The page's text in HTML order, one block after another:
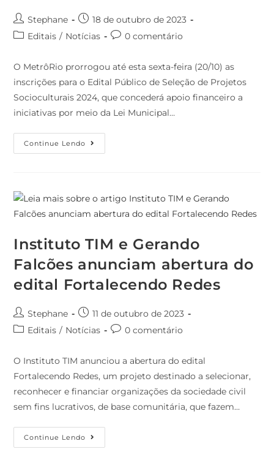
Stephane
18 de outubro de 2023
Editais / Notícias 0 comentário
O MetrôRio prorrogou até esta sexta-feira (20/10) as
inscrições para o Edital Público de Seleção de Projetos
Socioculturais 2024, que concederá apoio financeiro a
iniciativas por meio da Lei Municipal…
Continue Lendo
Instituto TIM e Gerando
Falcões anunciam abertura do
edital Fortalecendo Redes
Stephane
11 de outubro de 2023
Editais / Notícias 0 comentário
O Instituto TIM anunciou a abertura do edital
Fortalecendo Redes, um projeto destinado a selecionar,
reconhecer e financiar organizações da sociedade civil
sem fins lucrativos, de base comunitária, que fazem…
Continue Lendo